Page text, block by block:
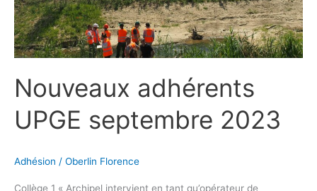
Nouveaux adhérents
UPGE septembre 2023
Adhésion / Oberlin Florence
Collège 1 « Archipel intervient en tant qu’opérateur de
septembre
2023